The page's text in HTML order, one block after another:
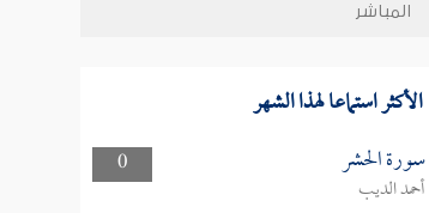
المباشر
الأكثر استماعا لهذا الشهر
0 سورة الحشر
أحمد الديب